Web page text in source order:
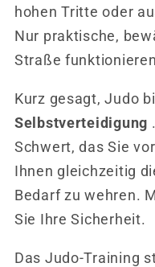
hohen Tritte oder
Nur praktische,
Straße
Kurz gesagt, Judo
Selbstverteidigung
Schwert, das Sie
Ihnen gleichzeitig
Bedarf zu wehren.
Sie Ihre Sicherheit.
Das Judo-Training